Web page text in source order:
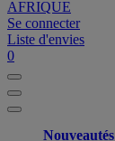
AFRIQUE
Se connecter
Liste d'envies
0
Nouveautés